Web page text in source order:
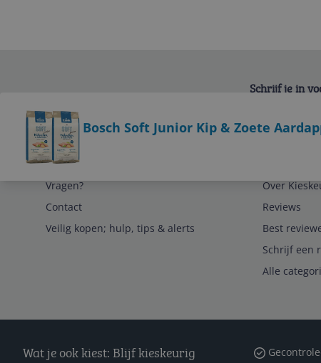
Bosch Soft Junior Kip & Zoete
Schrijf je in
Service
Vragen?
Contact
Veilig kopen; hulp, tips & alerts
Over
Reviews
Best
Schrijf een
Alle
Wat je ook kiest: Blijf kieskeurig